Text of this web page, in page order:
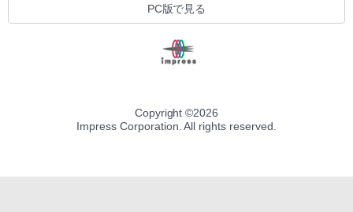
PC版で見る
Copyright ©2026
Impress Corporation. All rights reserved.